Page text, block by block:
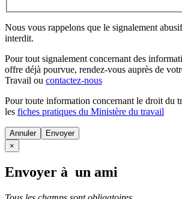
Nous vous rappelons que le signalement
interdit.
Pour tout signalement concernant des
offre déjà pourvue, rendez-vous auprès de
Travail ou contactez-nous
Pour toute information concernant le droit du
les fiches pratiques du Ministère du travail
Annuler
×
Envoyer à un ami